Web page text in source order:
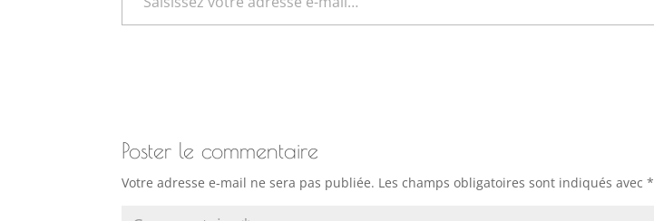
Poster le commentaire
Votre adresse e-mail ne sera pas publiée. Les champs obligatoires sont indiqués avec*